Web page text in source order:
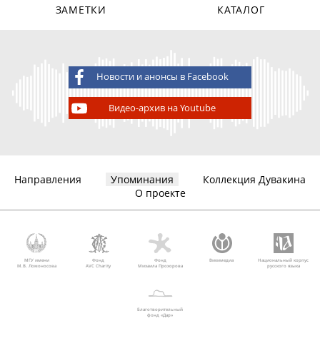
ЗАМЕТКИ
КАТАЛОГ
Новости и анонсы в Facebook
Видео-архив на Youtube
Направления Упоминания
Коллекция Дувакина
О проекте
МГУ имени
М.В. Ломоносова
Фонд
AVC Charity
Фонд
Михаила Прохорова
Викимедиа
Национальный корпус
русского языка
Благотворительный
фонд «Дар»